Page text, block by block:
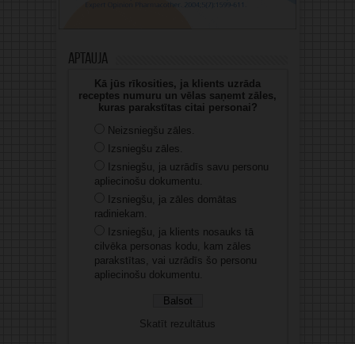
Aptauja
Kā jūs rīkosities, ja klients uzrāda
receptes numuru un vēlas saņemt zāles,
kuras parakstītas citai personai?
Neizsniegšu zāles.
Izsniegšu zāles.
Izsniegšu, ja uzrādīs savu personu
apliecinošu dokumentu.
Izsniegšu, ja zāles domātas
radiniekam.
Izsniegšu, ja klients nosauks tā
cilvēka personas kodu, kam zāles
parakstītas, vai uzrādīs šo personu
apliecinošu dokumentu.
Skatīt rezultātus